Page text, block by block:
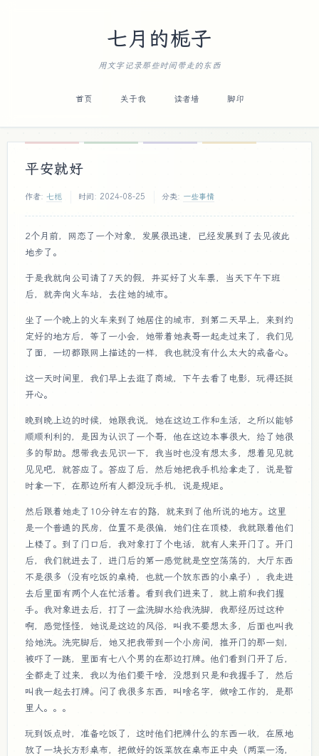
七月的栀子
用文字记录那些时间带走的东西
首页 关于我 读者墙 脚印
平安就好
作者: 七栀 时间: 2024-08-25 分类: 一些事情
2个月前，网恋了一个对象，发展很迅速，已经发展到了去见彼此
地步了。
于是我就向公司请了7天的假，并买好了火车票，当天下午下班
后，就奔向火车站，去往她的城市。
坐了一个晚上的火车来到了她居住的城市，到第二天早上，来到约
定好的地方后，等了一小会，她带着她表哥一起走过来了，我们见
了面，一切都跟网上描述的一样，我也就没有什么太大的戒备心。
这一天时间里，我们早上去逛了商城，下午去看了电影，玩得还挺
开心。
晚到晚上边的时候，她跟我说，她在这边工作和生活，之所以能够
顺顺利利的，是因为认识了一个哥，他在这边本事很大，给了她很
多的帮助。想带我去见识一下，我当时也没有想太多，想着见见就
见见吧，就答应了。答应了后，然后她把我手机给拿走了，说是暂
时拿一下，在那边所有人都没玩手机，说是规矩。
然后跟着她走了10分钟左右的路，就来到了他所说的地方。这里
是一个普通的民房，位置不是很偏，她们住在顶楼，我就跟着他们
上楼了。到了门口后，我对象打了个电话，就有人来开门了。开门
后，我们就进去了，进门后的第一感觉就是空空荡荡的，大厅东西
不是很多（没有吃饭的桌椅，也就一个放东西的小桌子），我走进
去后里面有两个人在忙活着。看到我们进来了，就上前和我们握
手。我对象进去后，打了一盆洗脚水给我洗脚，我那经历过这种
啊，感觉怪怪，她说是这边的风俗，叫我不要想太多，后面也叫我
给她洗。洗完脚后，她又把我带到一个小房间，推开门的那一刻，
被吓了一跳，里面有七八个男的在那边打牌。他们看到门开了后，
全都走了过来，我以为他们要干啥，没想到只是和我握手了，然后
叫我一起去打牌。问了我很多东西，叫啥名字，做啥工作的，是那
里人。。。
玩到饭点时，准备吃饭了，这时他们把牌什么的东西一收，在原地
放了一块长方形桌布，把做好的饭菜放在桌布正中央（两菜一汤，